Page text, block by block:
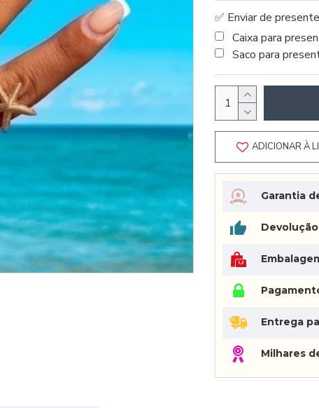
✅ Enviar de presente
Caixa para
Saco para
ADICIONAR À
Garantia
Entrega
Milhares